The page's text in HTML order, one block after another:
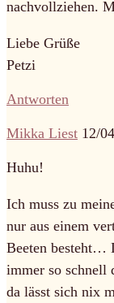
nachvollziehen.
Liebe Grüße
Petzi
Antworten
Mikka Liest 12/
Huhu!
Ich muss zu
nur aus einem
Beeten besteht…
immer so schnell
da lässt sich nix